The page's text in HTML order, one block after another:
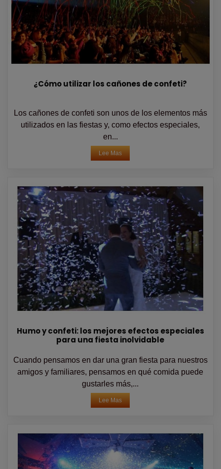
¿Cómo utilizar los cañones de confeti?
Los cañones de confeti son unos de los elementos más
utilizados en las fiestas y, como efectos especiales,
en...
Lee Mas
Humo y confeti: los mejores efectos especiales
para una fiesta inolvidable
Cuando pensamos en dar una gran fiesta para nuestros
amigos y familiares, pensamos en qué comida puede
gustarles más,...
Lee Mas